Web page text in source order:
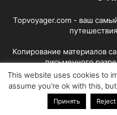
Topvoyager.com - ваш
Копирование материалов
письменного
Свяжитесь с нами:
СЛЕДУЙТЕ
This website uses cookies to
assume you're ok with this,
Принять Reject